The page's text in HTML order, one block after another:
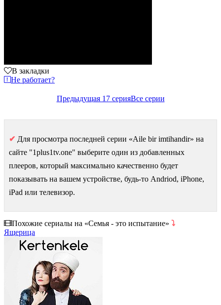
В закладки
Не работает?
Предыдущая 17 серияВсе серии
✔ Для просмотра последней серии «Aile bir imtihandir» на
сайте "1plus1tv.one" выберите один из добавленных
плееров, который максимально качественно будет
показывать на вашем устройстве, будь-то Andriod, iPhone,
iPad или телевизор.
Похожие сериалы на «Семья - это испытание» ⤵
Ящерица